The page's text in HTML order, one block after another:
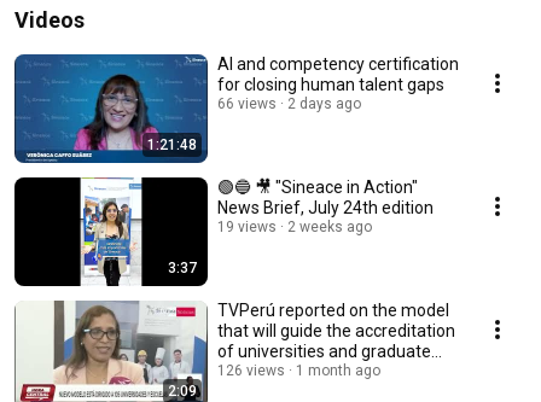
Videos
1:21:48
AI and competency certification
for closing human talent gaps
66 views 2 days ago
3:37
🟢🔵 🎥 "Sineace in Action"
News Brief, July 24th edition
19 views 2 weeks ago
2:09
TVPerú reported on the model
that will guide the accreditation
of universities and graduate
schools
126 views 1 month ago